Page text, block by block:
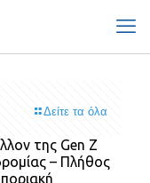
Δείτε τα όλα
της Gen Z
– Πλήθος